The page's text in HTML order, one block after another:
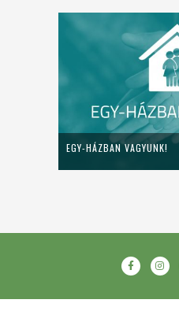
EGY-HÁZBAN VAGYUNK!